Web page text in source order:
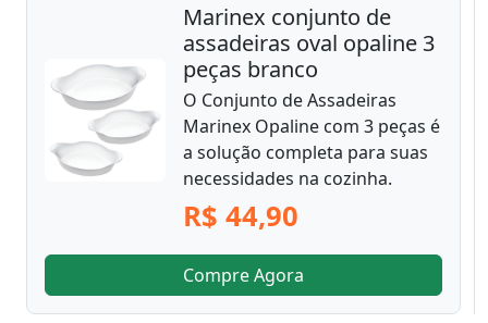
Marinex conjunto de
assadeiras oval opaline 3
peças branco
O Conjunto de Assadeiras
Marinex Opaline com 3 peças é
a solução completa para suas
necessidades na cozinha.
R$ 44,90
Compre Agora